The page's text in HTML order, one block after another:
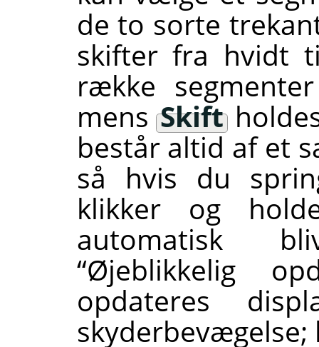
de to sorte
skifter fra hvidt
række
mensSkift
består altid af et
så hvis du
klikker og
automatisk
“Øjeblikkelig
opdateres